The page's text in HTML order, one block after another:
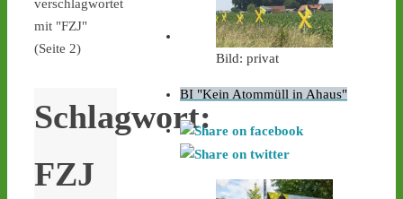
verschlagwortet
mit "FZJ"
(Seite 2)
Schlagwort:
FZJ
Bild: privat
BI "Kein Atommüll in Ahaus"